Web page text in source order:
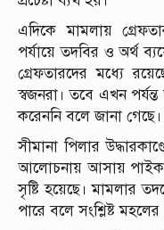
এদিকে মামলায়
পর্যায়ে তদবির ও অর্থ
গ্রেফতারদের মধ্যে
স্বজনরা। তবে এখন
করেননি বলে জানা গেছে।
সীমানা পিলার
আলোচনায় আসায়
সৃষ্টি হয়েছে। মামলার
পারে বলে সংশ্লিষ্ট মহলের